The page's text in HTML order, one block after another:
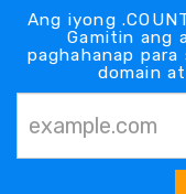
Ang iyong
Gamitin ang
paghahanap para
domain